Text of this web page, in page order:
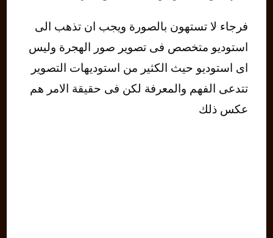
فرجاء لا تستهون بالصورة ويجب ان تذهب الى
استوديو متخصص فى تصوير صور الهجرة وليس
اى استوديو حيث الكثير من استوديهات التصوير
تتدعى الفهم والمعرفة لكن فى حقيقة الامر هم
عكس ذلك